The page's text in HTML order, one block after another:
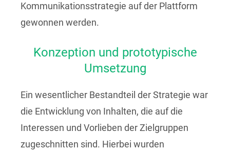
Kommunikationsstrategie auf der Plattform
gewonnen werden.
Konzeption und prototypische
Umsetzung
Ein wesentlicher Bestandteil der Strategie war
die Entwicklung von Inhalten, die auf die
Interessen und Vorlieben der Zielgruppen
zugeschnitten sind. Hierbei wurden